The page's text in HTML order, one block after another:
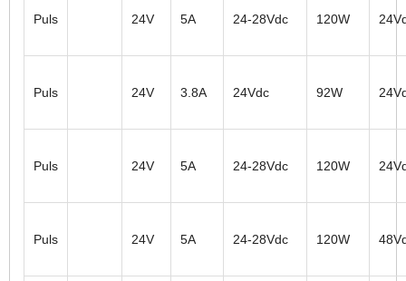
Puls 24V 5A 24-28Vdc 120W
Puls 24V 3.8A 24Vdc 92W
Puls 24V 5A 24-28Vdc 120W
Puls 24V 5A 24-28Vdc 120W